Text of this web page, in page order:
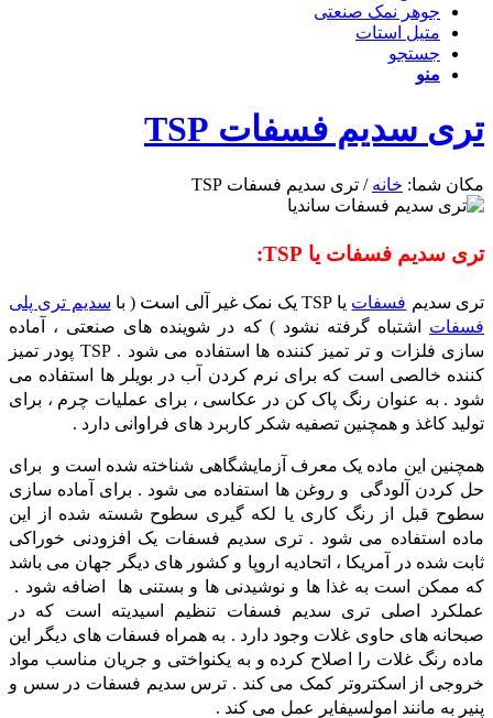
جوهر نمک صنعتی
متیل استات
جستجو
منو
تری سدیم فسفات TSP
مکان شما: خانه / تری سدیم فسفات TSP
تری سدیم فسفات یا TSP:
تری سدیم فسفات یا TSP یک نمک غیر آلی اس ت ( با سدیم تری پلی
فسفات اشتباه گرفته نشود ) که در شوینده های صنعتی ، آماده
سازی فلزات و تر تمیز کننده ها استفاده می شود . TSP پودر تمیز
کننده خالصی است که برای نرم کردن آب در بویلر ها استفاده می
شود . به عنوان رنگ پاک کن در عکاسی ، برای عملیات چرم ، برای
تولید کاغذ و همچنین تصفیه شکر کاربرد های فراوانی دارد .
همچنین این ماده یک معرف آزمایشگاهی شناخته شده است و برای
حل کردن آلودگی و روغن ها استفاده می شود . برای آماده سازی
سطوح قبل از رنگ کاری یا لکه گیری سطوح شسته شده از این
ماده استفاده می شود . تری سدیم فسفات یک افزودنی خوراکی
ثابت شده در آمریکا ، اتحادیه اروپا و کشور های دیگر جهان می باشد
که ممکن است به غذا ها و نوشیدنی ها و بستنی ها اضافه شود .
عملکرد اصلی تری سدیم فسفات تنظیم اسیدیته است که در
صبحانه های حاوی غلات وجود دارد . به همراه فسفات های دیگر این
ماده رنگ غلات را اصلاح کرده و به یکنواختی و جریان مناسب مواد
خروجی از اسکتروتر کمک می کند . ترس سدیم فسفات در سس و
پنیر به مانند امولسیفایر عمل می کند .